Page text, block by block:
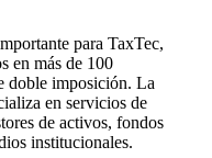
para TaxTec,
en más de 100
doble imposición. La
en servicios de
de activos, fondos
institucionales.